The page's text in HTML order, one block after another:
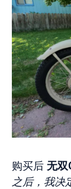
购买后 无双
之后，我决